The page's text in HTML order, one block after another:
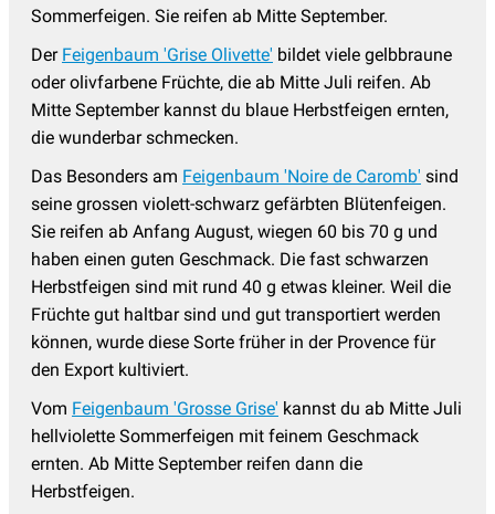
Sommerfeigen. Sie reifen ab Mitte September.
Der Feigenbaum 'Grise Olivette' bildet viele gelbbraune
oder olivfarbene Früchte, die ab Mitte Juli reifen. Ab
Mitte September kannst du blaue Herbstfeigen ernten,
die wunderbar schmecken.
Das Besonders am Feigenbaum 'Noire de Caromb' sind
seine grossen violett-schwarz gefärbten Blütenfeigen.
Sie reifen ab Anfang August, wiegen 60 bis 70 g und
haben einen guten Geschmack. Die fast schwarzen
Herbstfeigen sind mit rund 40 g etwas kleiner. Weil die
Früchte gut haltbar sind und gut transportiert werden
können, wurde diese Sorte früher in der Provence für
den Export kultiviert.
Vom Feigenbaum 'Grosse Grise' kannst du ab Mitte Juli
hellviolette Sommerfeigen mit feinem Geschmack
ernten. Ab Mitte September reifen dann die
Herbstfeigen.